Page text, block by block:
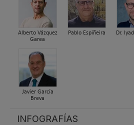
Alberto Vázquez
Garea
Pablo Espiñeira Dr.
Javier García
Breva
INFOGRAFÍAS